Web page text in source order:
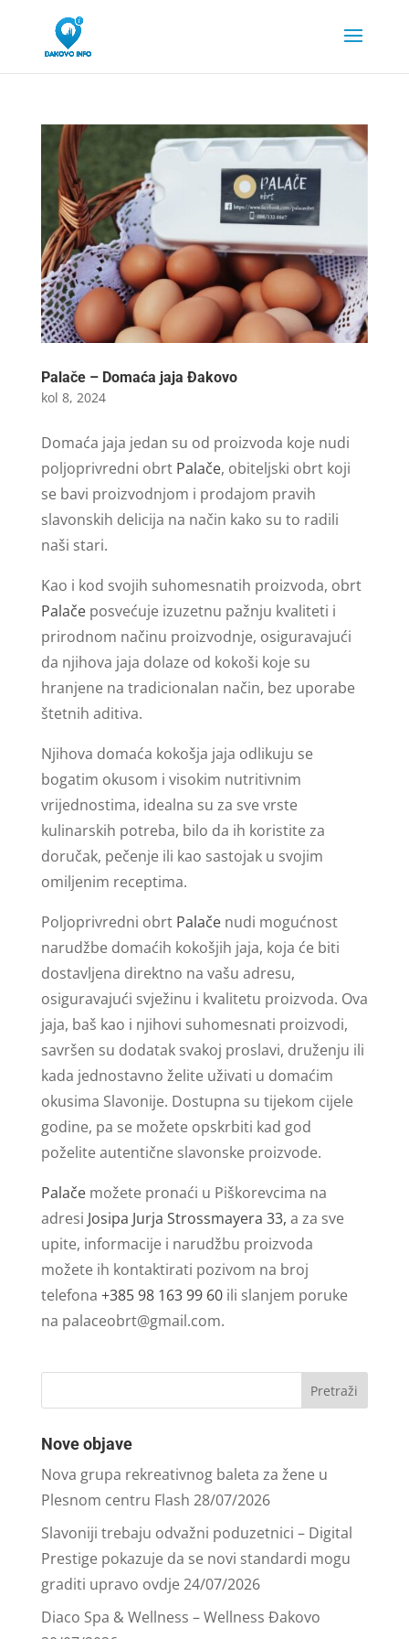
Palače – Domaća jaja Đakovo
kol 8, 2024
Domaća jaja jedan su od proizvoda koje nudi
poljoprivredni obrt Palače, obiteljski obrt koji
se bavi proizvodnjom i prodajom pravih
slavonskih delicija na način kako su to radili
naši stari.
Kao i kod svojih suhomesnatih proizvoda, obrt
Palačeposvećuje izuzetnu pažnju kvaliteti i
prirodnom načinu proizvodnje, osiguravajući
da njihova jaja dolaze od kokoši koje su
hranjene na tradicionalan način, bez uporabe
štetnih aditiva.
Njihova domaća kokošja jaja odlikuju se
bogatim okusom i visokim nutritivnim
vrijednostima, idealna su za sve vrste
kulinarskih potreba, bilo da ih koristite za
doručak, pečenje ili kao sastojak u svojim
omiljenim receptima.
Poljoprivredni obrt Palačenudi mogućnost
narudžbe domaćih kokošjih jaja, koja će biti
dostavljena direktno na vašu adresu,
osiguravajući svježinu i kvalitetu proizvoda. Ova
jaja, baš kao i njihovi suhomesnati proizvodi,
savršen su dodatak svakoj proslavi, druženju ili
kada jednostavno želite uživati u domaćim
okusima Slavonije. Dostupna su tijekom cijele
godine, pa se možete opskrbiti kad god
poželite autentične slavonske proizvode.
Palačemožete pronaći u Piškorevcima na
adresi Josipa Jurja Strossmayera 33, a za sve
upite, informacije i narudžbu proizvoda
možete ih kontaktirati pozivom na broj
telefona +385 98 163 99 60ili slanjem poruke
na palaceobrt@gmail.com.
Nove objave
Nova grupa rekreativnog baleta za žene u
Plesnom centru Flash 28/07/2026
Slavoniji trebaju odvažni poduzetnici – Digital
Prestige pokazuje da se novi standardi mogu
graditi upravo ovdje24/07/2026
Diaco Spa & Wellness – Wellness Đakovo